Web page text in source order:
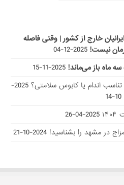
خارج از کشور | وقتی فاصله
نیست! 2025-12-04
ماه باز می‌ماند! 2025-11-15
تناسب اندام یا کابوس سلامتی؟
2025-
10-14
2025-04-26
2024-10-21